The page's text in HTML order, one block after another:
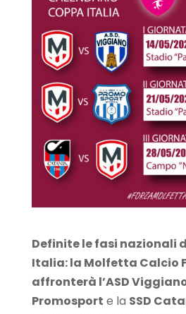
Definite le fasi nazionali
Italia: la Molfetta Calcio
affronterà l’ASD
Promosport e la SSD